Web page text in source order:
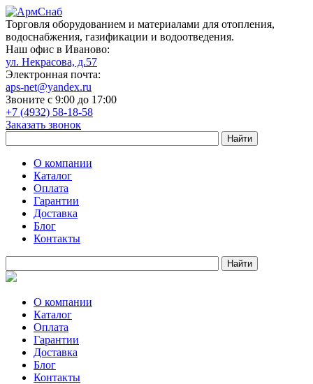
Торговля оборудованием и материалами для отопления,
водоснабжения, газификации и водоотведения.
Наш офис в Иваново:
ул. Некрасова, д.57
Электронная почта:
aps-net@yandex.ru
Звоните с 9:00 до 17:00
+7 (4932) 58-18-58
Заказать звонок
О компании
Каталог
Оплата
Гарантии
Доставка
Блог
Контакты
О компании
Каталог
Оплата
Гарантии
Доставка
Блог
Контакты